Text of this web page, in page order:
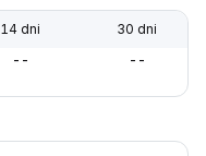
14 dni 30 dni
-- --